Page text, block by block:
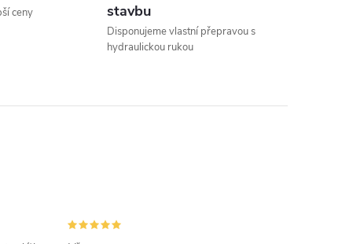
ceny
stavbu
Disponujeme vlastní přepravou s
hydraulickou rukou